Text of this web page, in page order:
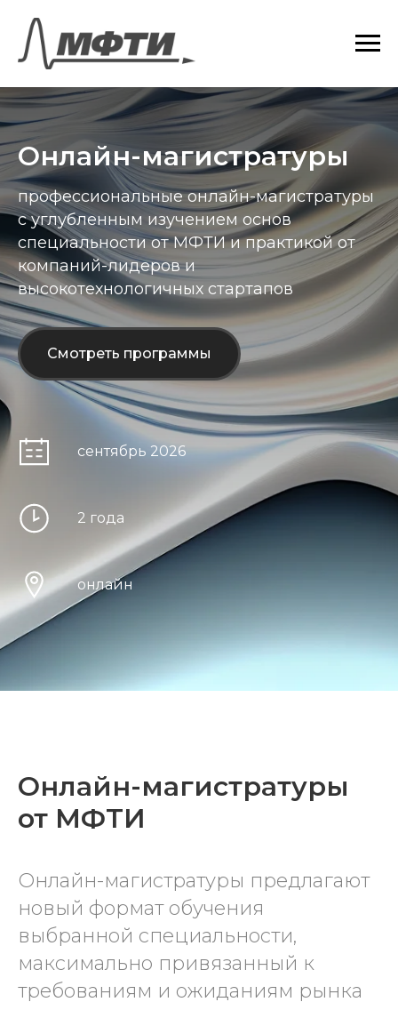
Онлайн-магистратуры
профессиональные онлайн-магистратуры
с углубленным изучением основ
специальности от МФТИ и практикой от
компаний-лидеров и
высокотехнологичных стартапов
Смотреть программы
сентябрь 2026
2 года
онлайн
Онлайн-магистратуры
от МФТИ
Онлайн-магистратуры предлагают
новый формат обучения
выбранной специальности,
максимально привязанный к
требованиям и ожиданиям рынка